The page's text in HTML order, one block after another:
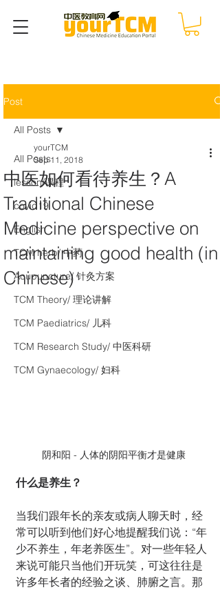
Post
All Posts
lesson/课程
covid19
English
TCM herb/ 中药
Acupuncture/ 针灸方案
TCM Theory/ 理论讲解
TCM Paediatrics/ 儿科
TCM Research Study/ 中医科研
TCM Gynaecology/ 妇科
All Posts
中医如何看待养生？A
Traditional Chinese
Medicine perspective on
maintaining good health (in
Chinese)
yourTCM
Sep 11, 2018
阴和阳 - 人体的阴阳平衡才是健康
什么是养生？
当我们跟年长的亲友或病人聊天时，经
常可以听到他们好心地提醒我们说：“年
少不养生，年老养医生”。对一些年轻人
来说可能只当他们开玩笑，可这往往是
许多年长者的经验之谈、肺腑之言。那